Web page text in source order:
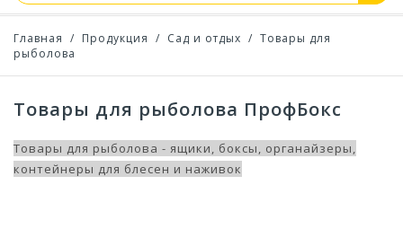
Главная / Продукция / Сад и отдых / Товары для
рыболова
Товары для рыболова ПрофБокс
Товары для рыболова - ящики, боксы, органайзеры,
контейнеры для блесен и наживок